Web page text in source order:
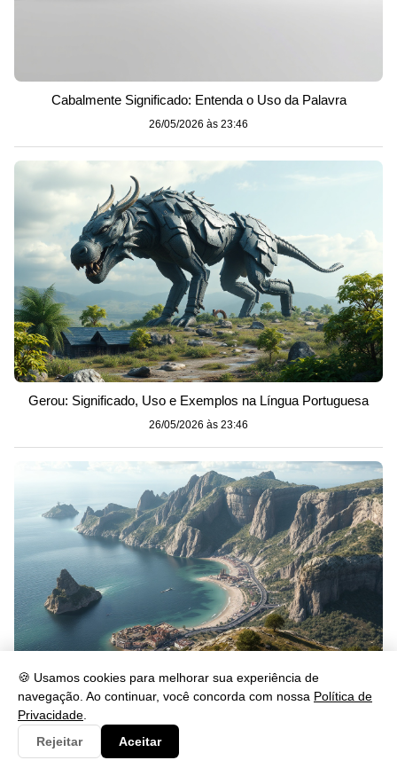
🍪 Usamos cookies para melhorar sua experiência de
navegação. Ao continuar, você concorda com nossa Política de
Privacidade
Rejeitar
Aceitar
Cabalmente Significado: Entenda o Uso da Palavra
26/05/2026 às 23:46
Gerou: Significado, Uso e Exemplos na Língua Portuguesa
26/05/2026 às 23:46
Se lascar: significado, uso e exemplos na prática
26/05/2026 às 23:46